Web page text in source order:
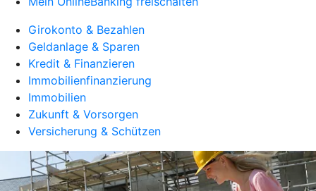
Girokonto & Bezahlen
Geldanlage & Sparen
Kredit & Finanzieren
Immobilienfinanzierung
Immobilien
Zukunft & Vorsorgen
Versicherung & Schützen